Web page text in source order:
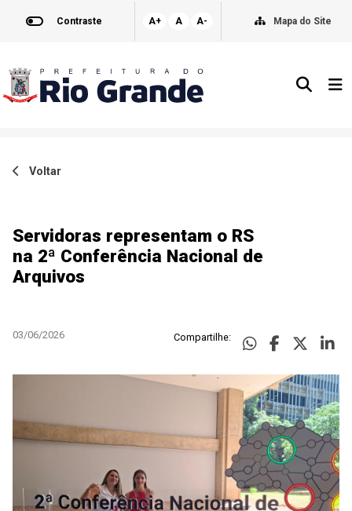
Contraste A+ A A- Mapa do Site
Voltar
Servidoras representam o RS
na 2ª Conferência Nacional de
Arquivos
03/06/2026 Compartilhe: